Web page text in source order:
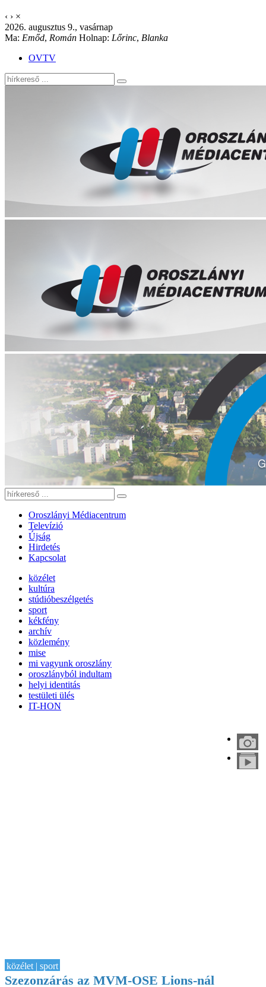
‹ › ×
2026. augusztus 9., vasárnap
Ma: Emőd, Román Holnap: Lőrinc, Blanka
OVTV
Oroszlányi Médiacentrum
Televízió
Újság
Hirdetés
Kapcsolat
közélet
kultúra
stúdióbeszélgetés
sport
kékfény
archív
közlemény
mise
mi vagyunk oroszlány
oroszlányból indultam
helyi identitás
testületi ülés
IT-HON
közélet | sport
Szezonzárás az MVM-OSE Lions-nál